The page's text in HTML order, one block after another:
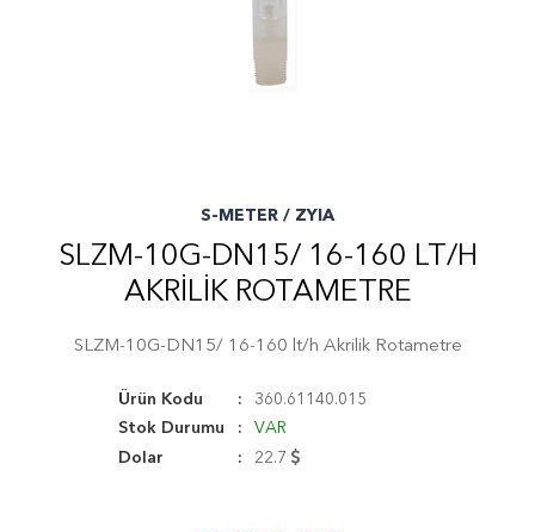
S-METER / ZYIA
SLZM-10G-DN15/ 16-160 LT/H
AKRILIK ROTAMETRE
SLZM-10G-DN15/ 16-160 lt/h Akrilik Rotametre
Ürün Kodu
360.61140.015
Stok Durumu
VAR
Dolar
22.7